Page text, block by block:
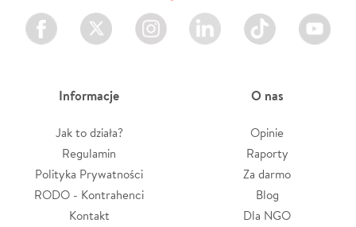
Facebook Twitter Instagram LinkedIn TikTok Youtube
Informacje
Jak to działa?
Regulamin
Polityka Prywatności
RODO - Kontrahenci
Kontakt
O nas
Opinie
Raporty
Za darmo
Blog
Dla NGO